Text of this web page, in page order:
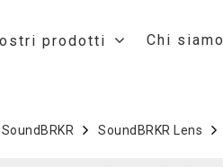
prodotti Chi siamo
SoundBRKR SoundBRKR Lens